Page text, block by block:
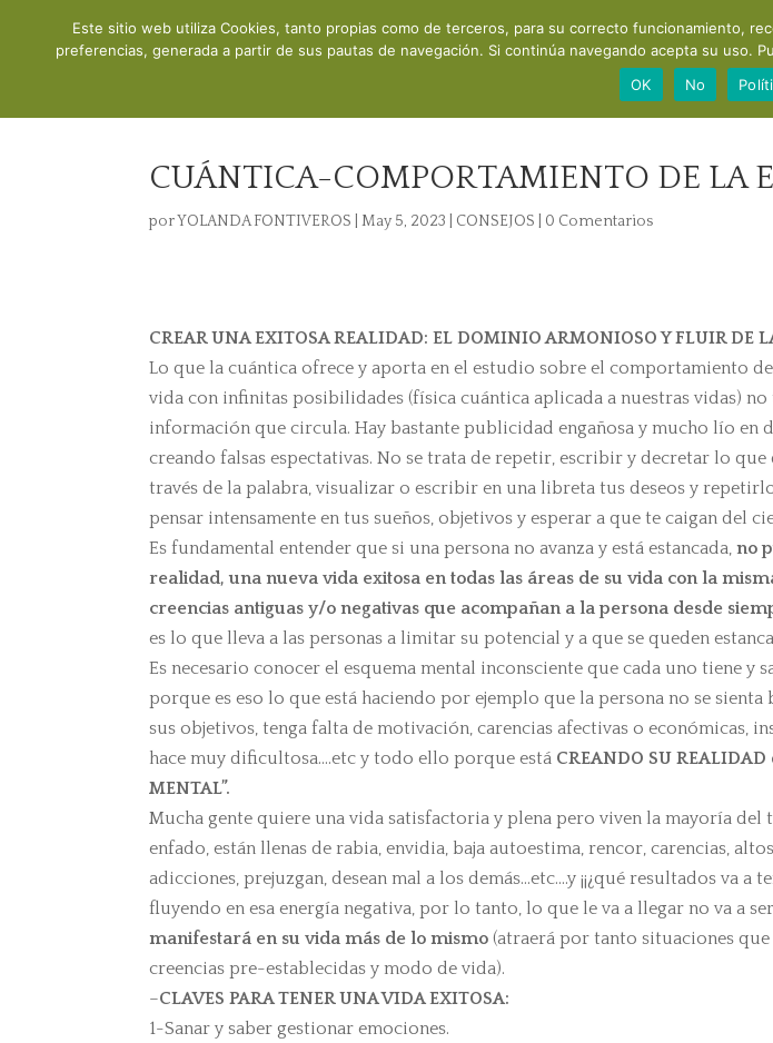
Inicio Acerca de mí Consultas y cursos
CUÁNTICA-COMPORTAMIENTO DE LA
porYOLANDA FONTIVEROS |May 5, 2023 CONSEJOS 0 Comentarios
CREAR UNA EXITOSA REALIDAD: EL DOMINIO ARMONIOSO Y FLUIR DE
Lo que la cuántica ofrece y aporta en el estudio sobre el comportamiento
vida con infinitas posibilidades (física cuántica aplicada a nuestras vidas)
información que circula. Hay bastante publicidad engañosa y mucho lío en
creando falsas espectativas. No se trata de repetir, escribir y decretar lo
través de la palabra, visualizar o escribir en una libreta tus deseos y
pensar intensamente en tus sueños, objetivos y esperar a que te caigan del
Es fundamental entender que si una persona no avanza y está estancada,no
realidad, una nueva vida exitosa en todas las áreas de su vida con la
creencias antiguas y/o negativas que acompañan a la persona desde
es lo que lleva a las personas a limitar su potencial y a que se queden
Es necesario conocer el esquema mental inconsciente que cada uno tiene y
porque es eso lo que está haciendo por ejemplo que la persona no se
sus objetivos, tenga falta de motivación, carencias afectivas o económicas,
hace muy dificultosa….etc y todo ello porque está CREANDO SU
MENTAL”.
Mucha gente quiere una vida satisfactoria y plena pero viven la mayoría del
enfado, están llenas de rabia, envidia, baja autoestima, rencor, carencias,
adicciones, prejuzgan, desean mal a los demás…etc….y ¡¡¿qué resultados va a
fluyendo en esa energía negativa, por lo tanto, lo que le va a llegar no va a
manifestará en su vida más de lo mismo (atraerá por tanto situaciones
creencias pre-establecidas y modo de vida).
–CLAVES PARA TENER UNA VIDA EXITOSA:
1-Sanar y saber gestionar emociones.
Este sitio web utiliza Cookies, tanto propias como de terceros, para su correcto funcionamiento,
preferencias, generada a partir de sus pautas de navegación. Si continúa navegando acepta su uso.
OK
No